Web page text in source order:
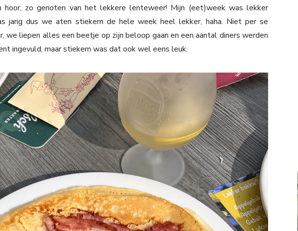
hoor, zo genoten van het lekkere lenteweer! Mijn (eet)week was lekker
jarig dus we aten stiekem de hele week heel lekker, haha. Niet per se
we liepen alles een beetje op zijn beloop gaan en een aantal diners werden
ingevuld, maar stiekem was dat ook wel eens leuk.